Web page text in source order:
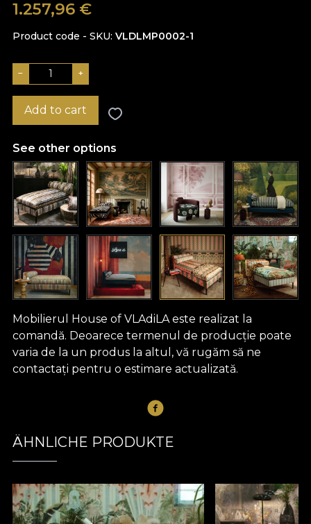
1.257,96 €
Product code - SKU VLDLMP0002-1
− +
Add to cart
See other options
Mobilierul House of VLAdiLA este realizat la
comandă. Deoarece termenul de producție poate
varia de la un produs la altul, vă rugăm să ne
contactați pentru o estimare actualizată.
ÄHNLICHE PRODUKTE